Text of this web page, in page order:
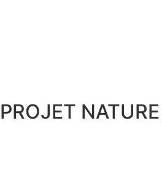
PROJET NATURE